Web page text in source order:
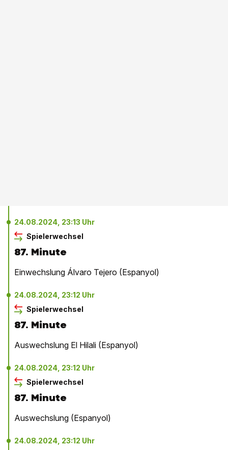
24.08.2024, 23:13 Uhr
Spielerwechsel
87. Minute
Einwechslung Álvaro Tejero (Espanyol)
24.08.2024, 23:12 Uhr
Spielerwechsel
87. Minute
Auswechslung El Hilali (Espanyol)
24.08.2024, 23:12 Uhr
Spielerwechsel
87. Minute
Auswechslung (Espanyol)
24.08.2024, 23:12 Uhr